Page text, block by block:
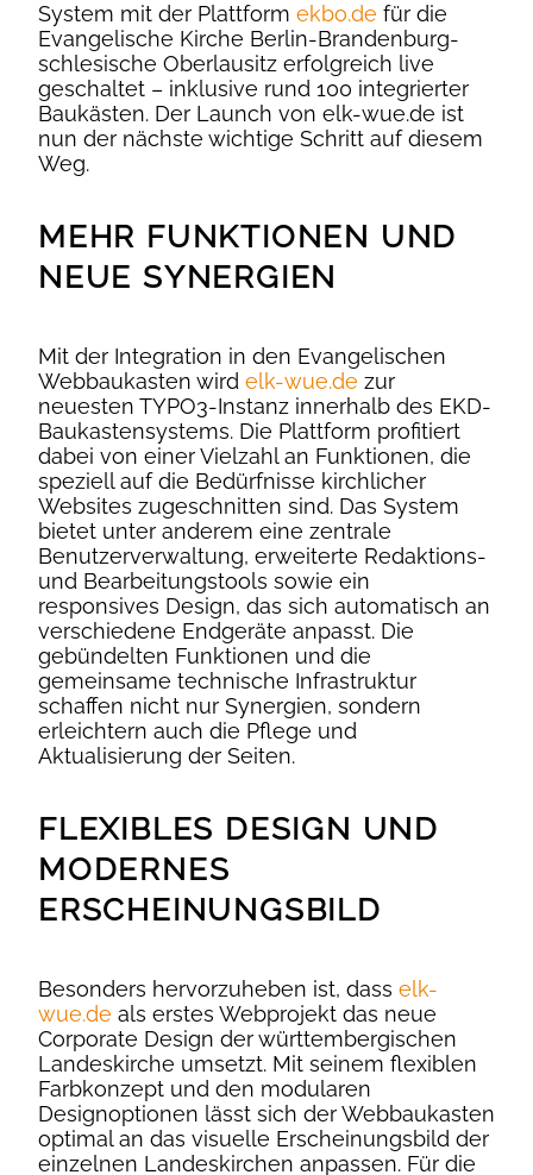
System mit der Plattform ekbo.de für die
Evangelische Kirche Berlin-Brandenburg-
schlesische Oberlausitz erfolgreich live
geschaltet – inklusive rund 100 integrierter
Baukästen. Der Launch von elk-wue.de ist
nun der nächste wichtige Schritt auf diesem
Weg.
MEHR FUNKTIONEN UND
NEUE SYNERGIEN
Mit der Integration in den Evangelischen
Webbaukasten wird elk-wue.de zur
neuesten TYPO3-Instanz innerhalb des EKD-
Baukastensystems. Die Plattform profitiert
dabei von einer Vielzahl an Funktionen, die
speziell auf die Bedürfnisse kirchlicher
Websites zugeschnitten sind. Das System
bietet unter anderem eine zentrale
Benutzerverwaltung, erweiterte Redaktions-
und Bearbeitungstools sowie ein
responsives Design, das sich automatisch an
verschiedene Endgeräte anpasst. Die
gebündelten Funktionen und die
gemeinsame technische Infrastruktur
schaffen nicht nur Synergien, sondern
erleichtern auch die Pflege und
Aktualisierung der Seiten.
FLEXIBLES DESIGN UND
MODERNES
ERSCHEINUNGSBILD
Besonders hervorzuheben ist, dass elk-
wue.de als erstes Webprojekt das neue
Corporate Design der württembergischen
Landeskirche umsetzt. Mit seinem flexiblen
Farbkonzept und den modularen
Designoptionen lässt sich der Webbaukasten
optimal an das visuelle Erscheinungsbild der
einzelnen Landeskirchen anpassen. Für die